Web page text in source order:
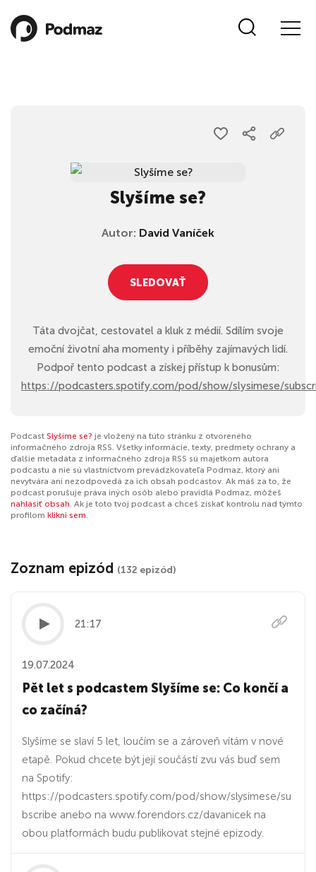
Slyšíme se?
Autor: David Vaníček
SLEDOVAŤ
Táta dvojčat, cestovatel a kluk z médií. Sdílím svoje
emoční životní aha momenty i příběhy zajímavých lidí.
Podpoř tento podcast a získej přístup k bonusům:
https://podcasters.spotify.com/pod/show/slysimese/
Podcast Slyšíme se? je vložený na túto stránku z otvoreného
informačného zdroja RSS. Všetky informácie, texty, predmety ochrany a
ďalšie metadáta z informačného zdroja RSS sú majetkom autora
podcastu a nie sú vlastníctvom prevádzkovateľa Podmaz, ktorý ani
nevytvára ani nezodpovedá za ich obsah podcastov. Ak máš za to, že
podcast porušuje práva iných osôb alebo pravidlá Podmaz, môžeš
nahlásiť obsah. Ak je toto tvoj podcast a chceš získať kontrolu nad týmto
profilom klikni sem.
Zoznam epizód (132 epizód)
21:17
19.07.2024
Pět let s podcastem Slyšíme se: Co končí a
co začíná?
Slyšíme se slaví 5 let, loučím se a zároveň vítám v nové
etapě. Pokud chcete být její součástí zvu vás buď sem
na Spotify:
https://podcasters.spotify.com/pod/show/slysimese/su
bscribe anebo na www.forendors.cz/davanicek na
obou platformách budu publikovat stejné epizody.